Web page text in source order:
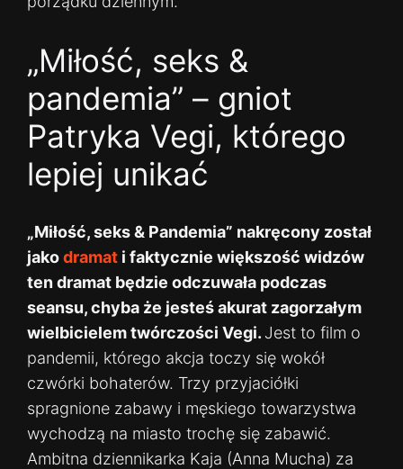
„Miłość, seks &
pandemia” – gniot
Patryka Vegi, którego
lepiej unikać
„Miłość, seks & Pandemia” nakręcony został
jakodramat i faktycznie większość widzów
ten dramat będzie odczuwała podczas
seansu, chyba że jesteś akurat zagorzałym
wielbicielem twórczości Vegi. Jest to film o
pandemii, którego akcja toczy się wokół
czwórki bohaterów. Trzy przyjaciółki
spragnione zabawy i męskiego towarzystwa
wychodzą na miasto trochę się zabawić.
Ambitna dziennikarka Kaja (Anna Mucha) za